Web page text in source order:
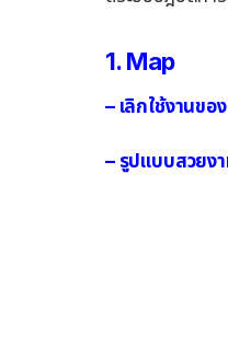
1. Map
– เลิกใช้งานข
– รูปแบบสวยง